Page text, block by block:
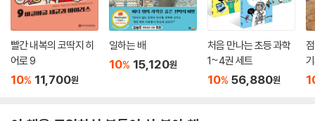
빨간 내복의 코딱지 히
어로 9
10% 11,700원
일하는 배
10% 15,120원
처음 만나는 초등 과학
1~4권 세트
10% 56,880원